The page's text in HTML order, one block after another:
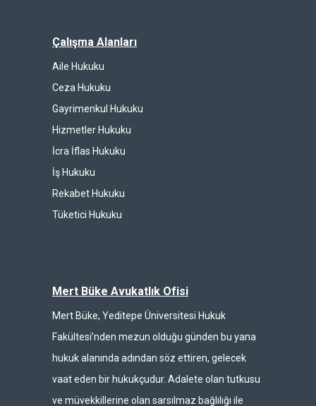
Çalışma Alanları
Aile Hukuku
Ceza Hukuku
Gayrimenkul Hukuku
Hizmetler Hukuku
İcra İflas Hukuku
İş Hukuku
Rekabet Hukuku
Tüketici Hukuku
Mert Büke Avukatlık Ofisi
Mert Büke, Yeditepe Üniversitesi Hukuk
Fakültesi’nden mezun olduğu günden bu yana
hukuk alanında adından söz ettiren, gelecek
vaat eden bir hukukçudur. Adalete olan tutkusu
ve müvekkillerine olan sarsılmaz bağlılığı ile